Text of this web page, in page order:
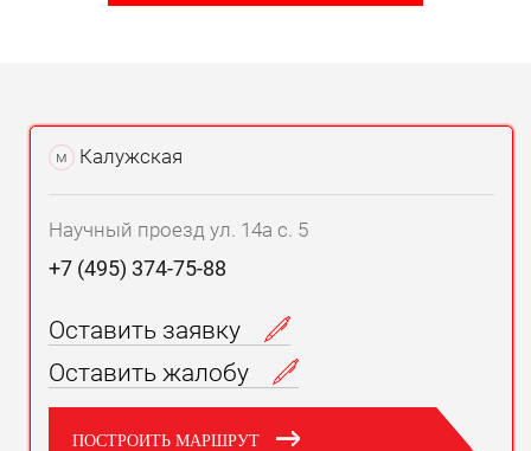
м Калужская
Научный проезд ул. 14а с. 5
+7 (495) 374-75-88
Оставить заявку
Оставить жалобу
ПОСТРОИТЬ МАРШРУТ